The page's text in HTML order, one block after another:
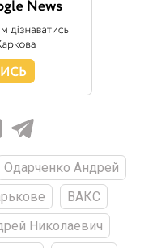
Одарченко Андрей
ВАКС
Николаевич